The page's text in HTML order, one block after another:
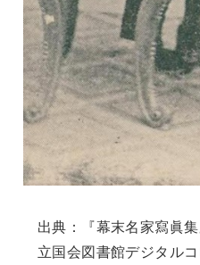
出典：『幕末名家寫眞
立国会図書館デジタル